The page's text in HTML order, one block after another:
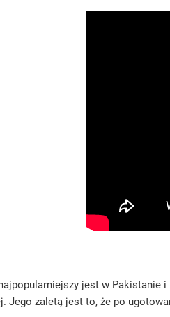
jest w Pakistanie
Jego zaletą jest to, że po